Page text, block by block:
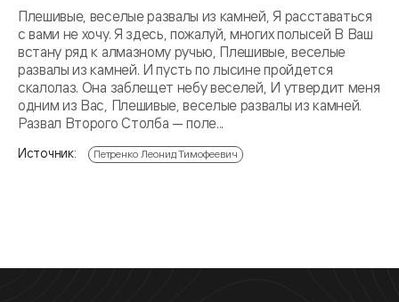
Плешивые, веселые развалы из камней, Я расставаться
с вами не хочу. Я здесь, пожалуй, многих полысей В Ваш
встану ряд к алмазному ручью, Плешивые, веселые
развалы из камней. И пусть по лысине пройдется
скалолаз. Она заблещет небу веселей, И утвердит меня
одним из Вас, Плешивые, веселые развалы из камней.
Развал Второго Столба — поле...
Источник: Петренко Леонид Тимофеевич